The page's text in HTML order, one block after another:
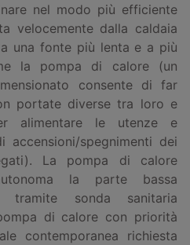
nel modo più efficiente
velocemente dalla caldaia
una fonte più lenta e a più
la pompa di calore (un
consente di far
portate diverse tra loro e
alimentare le utenze e
accensioni/spegnimenti dei
La pompa di calore
la parte bassa
tramite sonda sanitaria
di calore con priorità
contemporanea richiesta